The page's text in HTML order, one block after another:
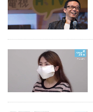
業
科
技
職
場
生